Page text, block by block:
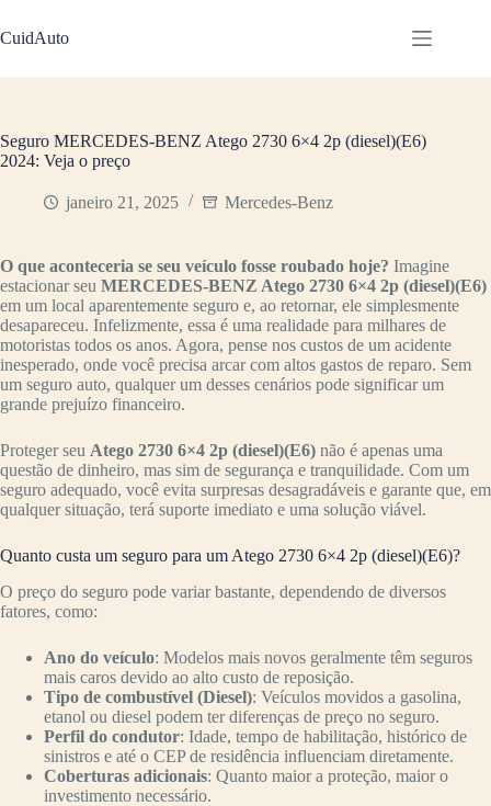
para
o
CuidAuto
Seguro MERCEDES-BENZ Atego 2730 6×4 2p (diesel)(E6)
2024: Veja o preço
janeiro 21, 2025 Mercedes-Benz
O que aconteceria se seu veículo fosse roubado hoje? Imagine
estacionar seu MERCEDES-BENZ Atego 2730 6×4 2p (diesel)(E6)
em um local aparentemente seguro e, ao retornar, ele simplesmente
desapareceu. Infelizmente, essa é uma realidade para milhares de
motoristas todos os anos. Agora, pense nos custos de um acidente
inesperado, onde você precisa arcar com altos gastos de reparo. Sem
um seguro auto, qualquer um desses cenários pode significar um
grande prejuízo financeiro.
Proteger seu Atego 2730 6×4 2p (diesel)(E6) não é apenas uma
questão de dinheiro, mas sim de segurança e tranquilidade. Com um
seguro adequado, você evita surpresas desagradáveis e garante que, em
qualquer situação, terá suporte imediato e uma solução viável.
Quanto custa um seguro para um Atego 2730 6×4 2p (diesel)(E6)?
O preço do seguro pode variar bastante, dependendo de diversos
fatores, como:
Ano do veículo: Modelos mais novos geralmente têm seguros
mais caros devido ao alto custo de reposição.
Tipo de combustível (Diesel): Veículos movidos a gasolina,
etanol ou diesel podem ter diferenças de preço no seguro.
Perfil do condutor: Idade, tempo de habilitação, histórico de
sinistros e até o CEP de residência influenciam diretamente.
Coberturas adicionais: Quanto maior a proteção, maior o
investimento necessário.